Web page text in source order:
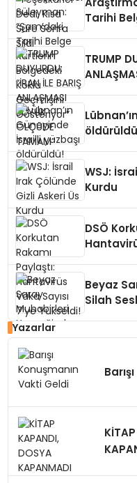
Tarihi
TRUMP
WSJ:
Kurdu
DSÖ
Beyaz
Silah
Yazarlar